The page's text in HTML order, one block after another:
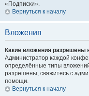
«Подписки».
Вернуться к началу
Вложения
Какие вложения разрешены
Администратор каждой
определённые типы
разрешены, свяжитесь с
помощи.
Вернуться к началу